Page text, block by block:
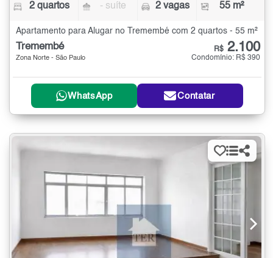
2 quartos - suíte 2 vagas 55 m²
Apartamento para Alugar no Tremembé com 2 quartos - 55 m²
Tremembé
Zona Norte - São Paulo
R$ 2.100
Condomínio: R$ 390
WhatsApp Contatar